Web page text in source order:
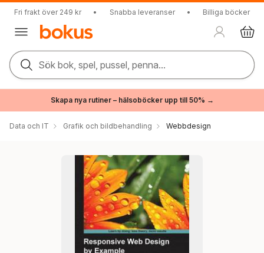
Fri frakt över 249 kr • Snabba leveranser • Billiga böcker
Sök bok, spel, pussel, penna...
Skapa nya rutiner – hälsoböcker upp till 50% →
Data och IT Grafik och bildbehandling Webbdesign